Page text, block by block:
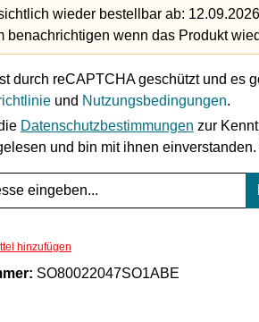
wieder bestellbar ab:
benachrichtigen wenn das Produkt
durch reCAPTCHA geschützt und es
und Nutzungsbedingungen.
Datenschutzbestimmungen zur
und bin mit ihnen einverstanden.
hinzufügen
SO80022047SO1ABE